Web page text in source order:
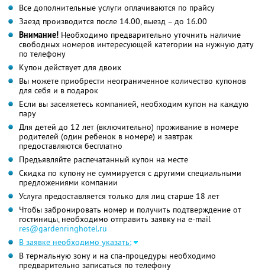
Все дополнительные услуги оплачиваются по прайсу
Заезд производится после 14.00, выезд – до 16.00
Внимание! Необходимо предварительно уточнить наличие
свободных номеров интересующей категории на нужную дату
по телефону
Купон действует для двоих
Вы можете приобрести неограниченное количество купонов
для себя и в подарок
Если вы заселяетесь компанией, необходим купон на каждую
пару
Для детей до 12 лет (включительно) проживание в номере
родителей (один ребенок в номере) и завтрак
предоставляются бесплатно
Предъявляйте распечатанный купон на месте
Скидка по купону не суммируется с другими специальными
предложениями компании
Услуга предоставляется только для лиц старше 18 лет
Чтобы забронировать номер и получить подтверждение от
гостиницы, необходимо отправить заявку на e-mail
res@gardenringhotel.ru
В заявке необходимо указать:
В термальную зону и на спа-процедуры необходимо
предварительно записаться по телефону